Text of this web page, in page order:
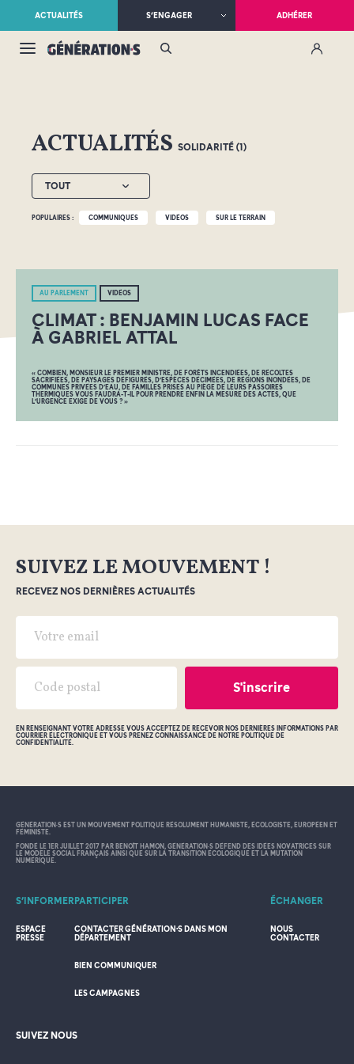
ACTUALITÉS S’ENGAGER ADHÉRER
ACTUALITÉS SOLIDARITÉ (1)
TOUT
POPULAIRES : COMMUNIQUÉS VIDÉOS SUR LE TERRAIN
AU PARLEMENT VIDÉOS
CLIMAT : BENJAMIN LUCAS FACE
À GABRIEL ATTAL
« COMBIEN, MONSIEUR LE PREMIER MINISTRE, DE FORÊTS INCENDIÉES, DE RÉCOLTES
SACRIFIÉES, DE PAYSAGES DÉFIGURÉS, D’ESPÈCES DÉCIMÉES, DE RÉGIONS INONDÉES, DE
COMMUNES PRIVÉES D’EAU, DE FAMILLES PRISES AU PIÈGE DE LEURS PASSOIRES
THERMIQUES VOUS FAUDRA-T-IL POUR PRENDRE ENFIN LA MESURE DES ACTES, QUE
L’URGENCE EXIGE DE VOUS ? »
SUIVEZ LE MOUVEMENT !
RECEVEZ NOS DERNIÈRES ACTUALITÉS
EN RENSEIGNANT VOTRE ADRESSE VOUS ACCEPTEZ DE RECEVOIR NOS DERNIÈRES INFORMATIONS PAR
COURRIER ÉLECTRONIQUE ET VOUS PRENEZ CONNAISSANCE DE NOTRE POLITIQUE DE
CONFIDENTIALITÉ.
GÉNÉRATION•S EST UN MOUVEMENT POLITIQUE RÉSOLUMENT HUMANISTE, ÉCOLOGISTE, EUROPÉEN ET
FÉMINISTE.
FONDÉ LE 1ER JUILLET 2017 PAR BENOÎT HAMON, GÉNÉRATION•S DÉFEND DES IDÉES NOVATRICES SUR
LE MODÈLE SOCIAL FRANÇAIS AINSI QUE SUR LA TRANSITION ÉCOLOGIQUE ET LA MUTATION
NUMÉRIQUE.
S’INFORMER
ESPACE
PRESSE
PARTICIPER
CONTACTER GÉNÉRATION·S DANS MON
DÉPARTEMENT
BIEN COMMUNIQUER
LES CAMPAGNES
ÉCHANGER
NOUS
CONTACTER
SUIVEZ NOUS